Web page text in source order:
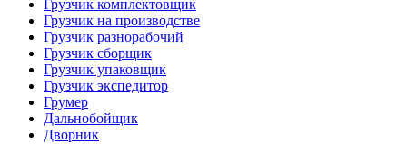
Грузчик комплектовщик
Грузчик на производстве
Грузчик разнорабочий
Грузчик сборщик
Грузчик упаковщик
Грузчик экспедитор
Грумер
Дальнобойщик
Дворник